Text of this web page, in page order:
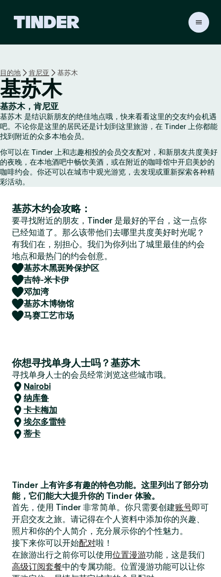
目的地 肯尼亚 基苏木
基苏木
基苏木，肯尼亚
基苏木 是结识新朋友的绝佳地点哦，快来看看这里的交友约会机遇
吧。不论你是这里的居民还是计划到这里旅游，在 Tinder 上你都能
找到附近的众多本地会员。
你可以在 Tinder 上和志趣相投的会员交友配对，和新朋友共度美好
的夜晚，在本地酒吧中畅饮美酒，或在附近的咖啡馆中开启美妙的
咖啡约会。你还可以在城市中观光游览，去发现或重新探索各种精
彩活动。
基苏木约会攻略：
要寻找附近的朋友，Tinder 是最好的平台，这一点你
已经知道了。那么该带他们去哪里共度美好时光呢？
有我们在，别担心。我们为你列出了城里最佳的约会
地点和最热门的约会创意。
基苏木黑斑羚保护区
吉特-米卡伊
邓加湾
基苏木博物馆
马赛工艺市场
你想寻找单身人士吗？基苏木
寻找单身人士的会员经常浏览这些城市哦。
Nairobi
纳库鲁
卡卡梅加
埃尔多雷特
蒂卡
Tinder 上有许多有趣的特色功能。这里列出了部分功
能，它们能大大提升你的 Tinder 体验。
首先，使用 Tinder 非常简单。你只需要创建账号即可
开启交友之旅。请记得在个人资料中添加你的兴趣、
照片和你的个人简介，充分展示你的个性魅力。
接下来你可以开始配对啦！
在旅游出行之前你可以使用位置漫游功能，这是我们
高级订阅套餐中的专属功能。位置漫游功能可以让你